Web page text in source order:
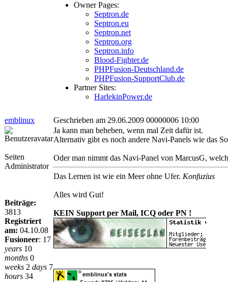
Owner Pages:
Septron.de
Septron.eu
Septron.net
Septron.org
Septron.info
Blood-Fighter.de
PHPFusion-Deutschland.de
PHPFusion-SupportClub.de
Partner Sites:
HarlekinPower.de
emblinux Geschrieben am 29.06.2009 00000006 10:00
Seiten
Administrator
Beiträge:
3813
Registriert
am: 04.10.08
Fusioneer: 17
years 10
months 0
weeks 2 days 7
hours 34
Ja kann man beheben, wenn mal Zeit dafür ist.
Alternativ gibt es noch andere Navi-Panels wie das
Oder man nimmt das Navi-Panel von MarcusG,
Das Lernen ist wie ein Meer ohne Ufer. Konfuzius
Alles wird Gut!
KEIN Support per Mail, ICQ oder PN !